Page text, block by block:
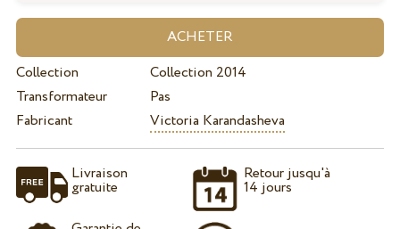
Collection
Collection 2014
Transformateur
Pas
Fabricant
Victoria Karandasheva
Livraison
gratuite
Retour jusqu'à
14 jours